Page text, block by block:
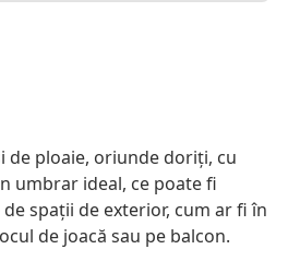
de ploaie, oriunde doriți, cu
umbrar ideal, ce poate fi
spații de exterior, cum ar fi în
de joacă sau pe balcon.